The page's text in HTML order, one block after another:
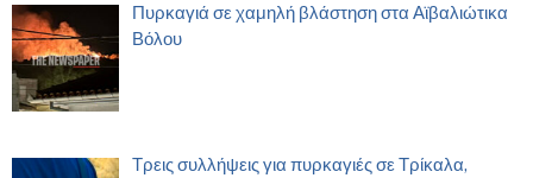
Πυρκαγιά σε χαμηλή βλάστηση στα Αϊβαλιώτικα
Βόλου
Τρεις συλλήψεις για πυρκαγιές σε Τρίκαλα,